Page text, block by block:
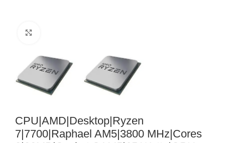
CPU|AMD|Desktop|Ryzen
7|7700|Raphael AM5|3800 MHz|Cores